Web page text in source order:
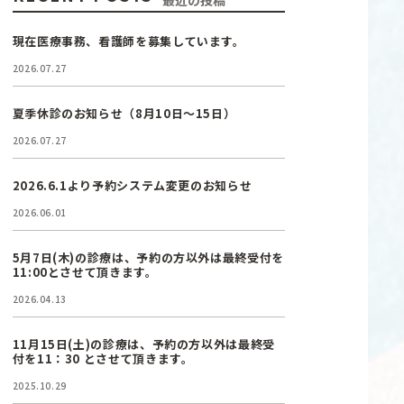
現在医療事務、看護師を募集しています。
2026.07.27
夏季休診のお知らせ（8月10日〜15日）
2026.07.27
2026.6.1より予約システム変更のお知らせ
2026.06.01
5月7日(木)の診療は、予約の方以外は最終受付を
11:00とさせて頂きます。
2026.04.13
11月15日(土)の診療は、予約の方以外は最終受
付を11：30 とさせて頂きます。
2025.10.29